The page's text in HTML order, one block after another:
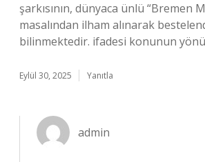
şarkısının, dünyaca ünlü “Bremen
masalından ilham alınarak
bilinmektedir. ifadesi konunun
Eylül 30, 2025 Yanıtla
admin